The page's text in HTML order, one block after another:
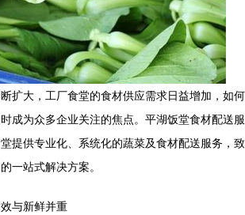
扩大，工厂食堂的食材供应需求日益增加，如何
成为众多企业关注的焦点。平湖饭堂食材配送服
提供专业化、系统化的蔬菜及食材配送服务，致
一站式解决方案。
与新鲜并重